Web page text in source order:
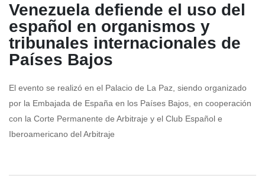
Venezuela defiende el uso del
español en organismos y
tribunales internacionales de
Países Bajos
El evento se realizó en el Palacio de La Paz, siendo organizado
por la Embajada de España en los Países Bajos, en cooperación
con la Corte Permanente de Arbitraje y el Club Español e
Iberoamericano del Arbitraje